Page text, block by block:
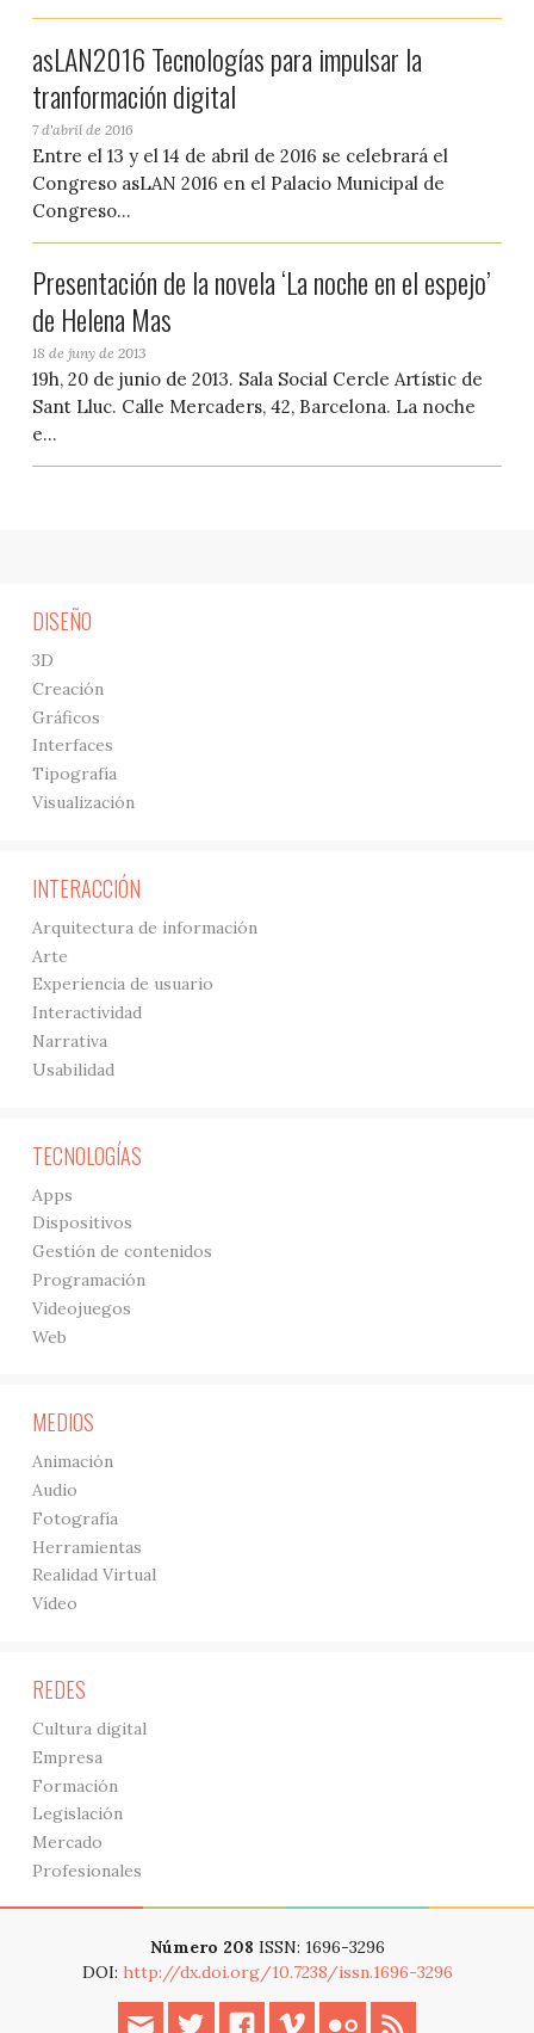
asLAN2016 Tecnologías para impulsar la
tranformación digital
7 d'abril de 2016
Entre el 13 y el 14 de abril de 2016 se celebrará el
Congreso asLAN 2016 en el Palacio Municipal de
Congreso...
Presentación de la novela ‘La noche en el espejo’
de Helena Mas
18 de juny de 2013
19h, 20 de junio de 2013. Sala Social Cercle Artístic de
Sant Lluc. Calle Mercaders, 42, Barcelona. La noche
e...
DISEÑO
3D
Creación
Gráficos
Interfaces
Tipografía
Visualización
INTERACCIÓN
Arquitectura de información
Arte
Experiencia de usuario
Interactividad
Narrativa
Usabilidad
TECNOLOGÍAS
Apps
Dispositivos
Gestión de contenidos
Programación
Videojuegos
Web
MEDIOS
Animación
Audio
Fotografía
Herramientas
Realidad Virtual
Vídeo
REDES
Cultura digital
Empresa
Formación
Legislación
Mercado
Profesionales
Número 208 ISSN: 1696-3296
DOI: http://dx.doi.org/10.7238/issn.1696-3296